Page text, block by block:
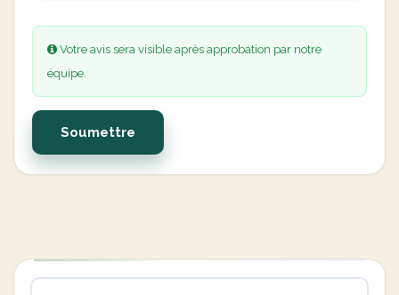
Votre avis sera visible après approbation par notre
équipe.
Soumettre